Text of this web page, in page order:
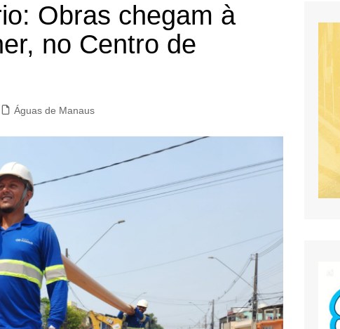
Obras chegam à
no Centro de
Águas de Manaus